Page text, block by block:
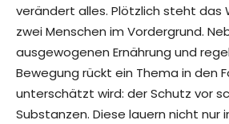
verändert alles. Plötzlich steht das
zwei Menschen im Vordergrund.
ausgewogenen Ernährung und
Bewegung rückt ein Thema in den
unterschätzt wird: der Schutz vor
Substanzen. Diese lauern nicht nur